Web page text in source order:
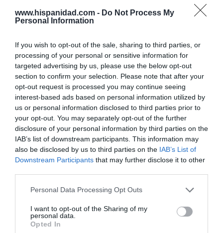
www.hispanidad.com - Do Not Process My
Personal Information
If you wish to opt-out of the sale, sharing to third parties, or
processing of your personal or sensitive information for
targeted advertising by us, please use the below opt-out
section to confirm your selection. Please note that after your
opt-out request is processed you may continue seeing
interest-based ads based on personal information utilized by
us or personal information disclosed to third parties prior to
your opt-out. You may separately opt-out of the further
disclosure of your personal information by third parties on the
IAB’s list of downstream participants. This information may
also be disclosed by us to third parties on the IAB’s List of
Downstream Participants that may further disclose it to other
Personal Data Processing Opt Outs
I want to opt-out of the Sharing of my
personal data.
Opted In
Marcelo Gullo: “El trabajo de desmitificar la
historia, de poner la verdadera, de
desmontar la falsificación, es un trabajo
cristiano"
por Hispanidad
Artículos anteriores
DIARIO DE LA CORRUPCIÓN SANCHISTA
Diario de la corrupción sanchista. Hazte
Oír se manifiesta delante de La Mareta:
“Pedro Sánchez es un criminal”
Artículos anteriores